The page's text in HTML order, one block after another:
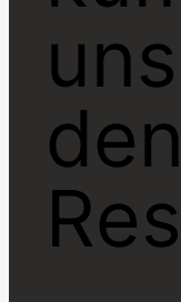
den